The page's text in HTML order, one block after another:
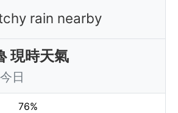
rain nearby
現時天氣
日
76%